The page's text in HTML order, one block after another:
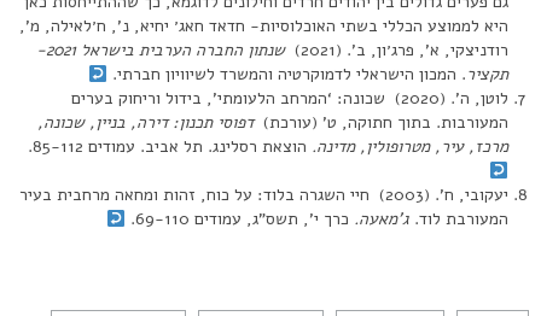
היא לממוצע הכללי בשתי האוכלוסיות- חדאד חאג׳ יחיא, נ’, ח׳לאילה, מ’,
רודניצקי, א’, פרג׳ון, ב’. (2021)
שנתון החברה הערבית בישראל 2021-
תקציר. המכון הישראלי לדמוקרטיה והמשרד לשיוויון חברתי.
לוטן, ה’. (2020) שכונה: ‘המרחב הלעומתי’, בידול וריחוק בערים
המעורבות. בתוך חתוקה, ט’ (עורכת)דפוסי תכנון: דירה, בניין, שכונה,
מרכז, עיר, מטרופולין, מדינה. הוצאת רסלינג. תל אביב. עמודים 85-112.
יעקובי, ח’. (2003) חיי השגרה בלוד: על כוח, זהות ומחאה מרחבית בעיר
המעורבת לוד.ג’מאעה. כרך י’, תשס”ג, עמודים 69-110.